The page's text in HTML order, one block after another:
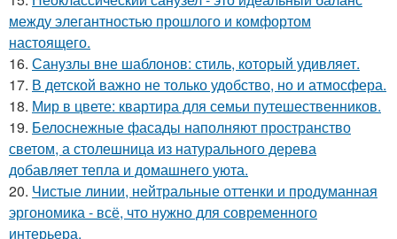
между элегантностью прошлого и комфортом
настоящего.
16. Санузлы вне шаблонов: стиль, который удивляет.
17. В детской важно не только удобство, но и атмосфера.
18. Мир в цвете: квартира для семьи путешественников.
19. Белоснежные фасады наполняют пространство
светом, а столешница из натурального дерева
добавляет тепла и домашнего уюта.
20. Чистые линии, нейтральные оттенки и продуманная
эргономика - всё, что нужно для современного
интерьера.